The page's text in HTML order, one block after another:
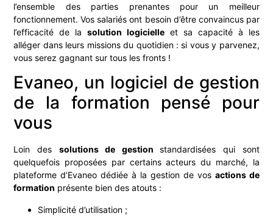
l’ensemble des parties prenantes pour un meilleur
fonctionnement. Vos salariés ont besoin d’être convaincus par
l’efficacité de lasolution logicielle et sa capacité à les
alléger dans leurs missions du quotidien : si vous y parvenez,
vous serez gagnant sur tous les fronts !
Evaneo, un logiciel de gestion
de la formation pensé pour
vous
Loin des solutions de gestionstandardisées qui sont
quelquefois proposées par certains acteurs du marché, la
plateforme d’Evaneo dédiée à la gestion de vos actions de
formation présente bien des atouts :
Simplicité d’utilisation ;